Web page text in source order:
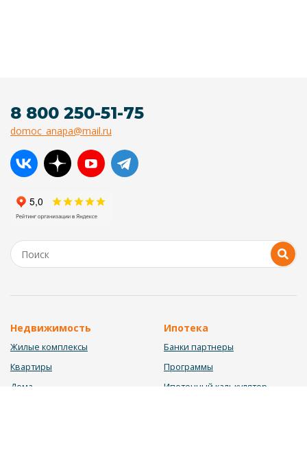
8 800 250-51-75
domoc_anapa@mail.ru
Недвижимость
Жилые комплексы
Квартиры
Дома
Ипотека
Банки партнеры
Программы
Ипотечный калькулятор